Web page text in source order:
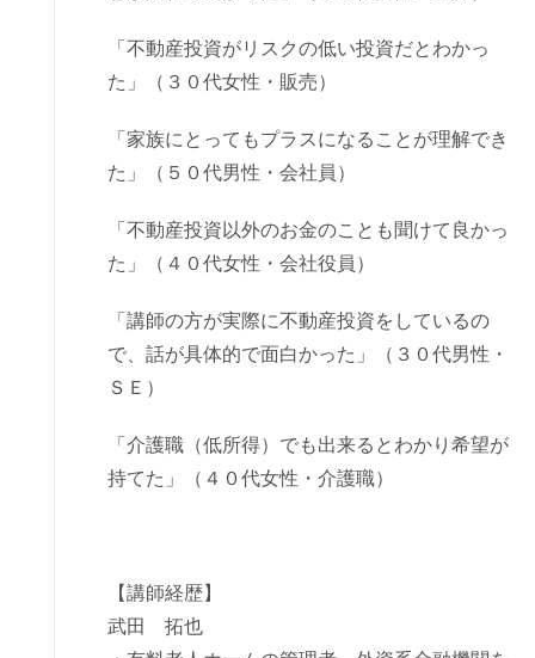
「不動産投資がリスクの低い投資だとわかっ
た」（３０代女性・販売）
「家族にとってもプラスになることが理解でき
た」（５０代男性・会社員）
「不動産投資以外のお金のことも聞けて良かっ
た」（４０代女性・会社役員）
「講師の方が実際に不動産投資をしているの
で、話が具体的で面白かった」（３０代男性・
ＳＥ）
「介護職（低所得）でも出来るとわかり希望が
持てた」（４０代女性・介護職）
【講師経歴】
武田 拓也